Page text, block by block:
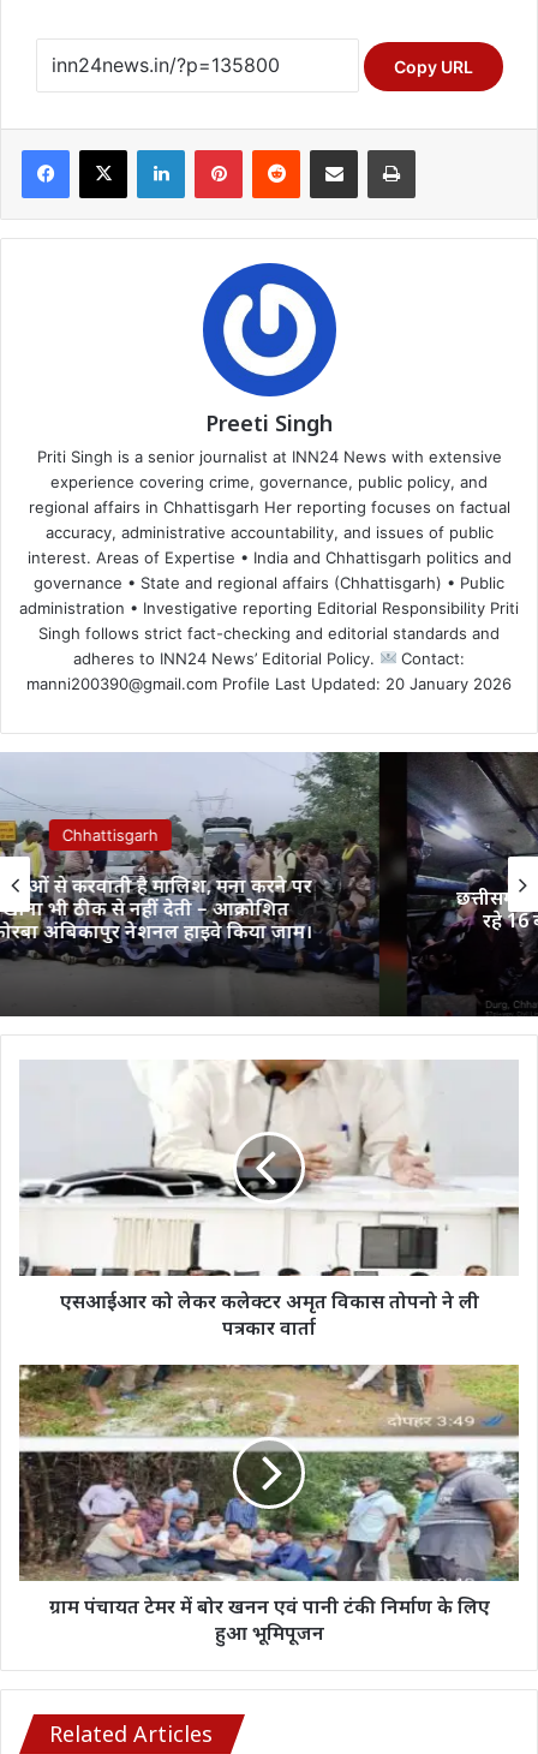
Copy URL
Facebook
X LinkedInPinterestReddit Share via Email Print
Preeti Singh
Priti Singh is a senior journalist at INN24 News with extensive
experience covering crime, governance, public policy, and
regional affairs in Chhattisgarh Her reporting focuses on factual
accuracy, administrative accountability, and issues of public
interest. Areas of Expertise • India and Chhattisgarh politics and
governance • State and regional affairs (Chhattisgarh) • Public
administration • Investigative reporting Editorial Responsibility Priti
Singh follows strict fact-checking and editorial standards and
adheres to INN24 News’ Editorial Policy.
Contact:
manni200390@gmail.com Profile Last Updated: 20 January 2026
Chhattisgarh
छत्तीसगढ़ में बाल श्रम पर बड़ा एक्शन: फैक्ट्री भेजे जा
रहे 16 बच्चे रेस्क्यू, आरोपी नियोक्ता गिरफ्तार
विकास
ली
पत्रकारएसआईआर को लेकर कलेक्टर अमृत विकास तोपनो ने ली
पत्रकार वार्ता
ग्राम
पंचायत
टेमर
में
बोर
खनन
एवं
पानी
टंकी
निर्माणग्राम पंचायत टेमर में बोर खनन एवं पानी टंकी निर्माण के लिए
हुआ भूमिपूजन
Related Articles